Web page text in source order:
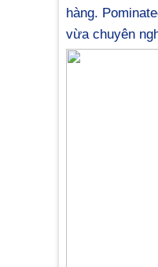
hàng.
vừa chuyên